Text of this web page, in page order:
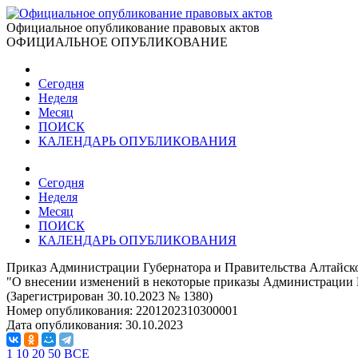
Официальное опубликование правовых актов
ОФИЦИАЛЬНОЕ ОПУБЛИКОВАНИЕ
Сегодня
Неделя
Месяц
ПОИСК
КАЛЕНДАРЬ ОПУБЛИКОВАНИЯ
Сегодня
Неделя
Месяц
ПОИСК
КАЛЕНДАРЬ ОПУБЛИКОВАНИЯ
Приказ Администрации Губернатора и Правительства
"О внесении изменений в некоторые приказы Администрации
(Зарегистрирован 30.10.2023 № 1380)
Номер опубликования: 2201202310300001
Дата опубликования: 30.10.2023
1 10 20 50 ВСЕ